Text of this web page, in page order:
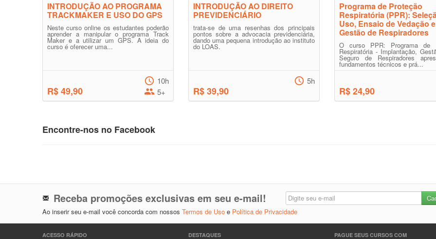
INTRODUÇÃO AO PROGRAMA
TRACKMAKER E USO DO GPS
Neste curso online os estudantes poderão
aprender a manipular o programa Track
Maker e a utilizar um GPS. A ideia do
curso é oferecer uma...
R$ 49,90
10h
5+
INTRODUÇÃO AO DIREITO
PREVIDENCIÁRIO
trata-se de uma resenhas dos principais
pontos sobre a advocacia previdenciária,
dando uma pequena introdução ao instituto
do LOAS.
R$ 39,90
5h
Programa de Proteção
Respiratória (PPR):
Uso, Ensaio de Vedação e
Gestão de Respiradores
O curso PPR: Programa de
Respiratória - Implantação,
Seguro de Respiradores
fundamentos técnicos e prá...
R$ 24,90
Encontre-nos no Facebook
Receba promoções exclusivas em seu e-mail!
Ao inserir seu e-mail você concorda com nossos Termos de Uso e Política de Privacidade
ACESSO RÁPIDO DESTAQUES PAGUE SEUS CURSOS COM